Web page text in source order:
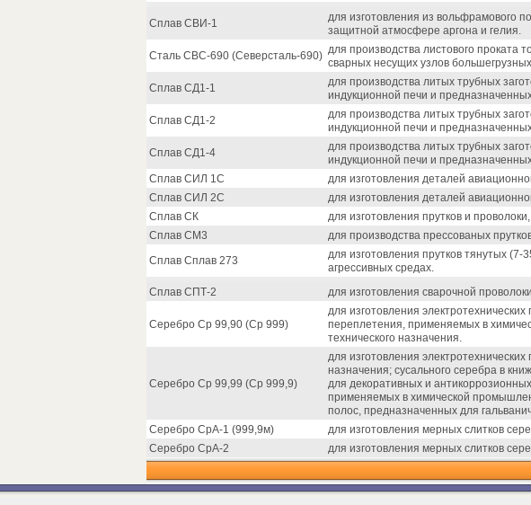
Сплав СВИ-1
для изготовления из вольфрамового
защитной атмосфере аргона и гелия.
Сталь СВС-690 (Северсталь-690) для производства листового проката
сварных несущих узлов
Сплав СД1-1
для производства литых трубных
индукционной печи и
Сплав СД1-2
для производства литых трубных
индукционной печи и
Сплав СД1-4
для производства литых трубных
индукционной печи и
Сплав СИЛ 1С
для изготовления деталей
Сплав СИЛ 2С
для изготовления деталей
Сплав СК
для изготовления прутков и
Сплав СМ3
для производства прессованых
Сплав Сплав 273
для изготовления прутков тянутых
агрессивных средах.
Сплав СПТ-2
для изготовления сварочной
Серебро Ср 99,90 (Ср 999)
для изготовления
переплетения, применяемых в
технического назначения.
Серебро Ср 99,99 (Ср 999,9)
для изготовления
назначения; сусального серебра в
для декоративных и
применяемых в химической
полос, предназначенных для
Серебро СрА-1 (999,9м)
для изготовления мерных слитков
Серебро СрА-2
для изготовления мерных слитков